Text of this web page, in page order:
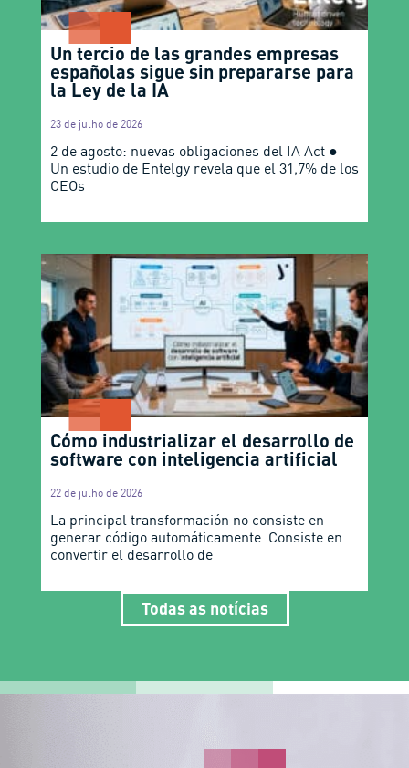
Un tercio de las grandes empresas
españolas sigue sin prepararse para
la Ley de la IA
23 de julho de 2026
2 de agosto: nuevas obligaciones del IA Act ●
Un estudio de Entelgy revela que el 31,7% de los
CEOs
Cómo industrializar el desarrollo de
software con inteligencia artificial
22 de julho de 2026
La principal transformación no consiste en
generar código automáticamente. Consiste en
convertir el desarrollo de
Todas as notícias